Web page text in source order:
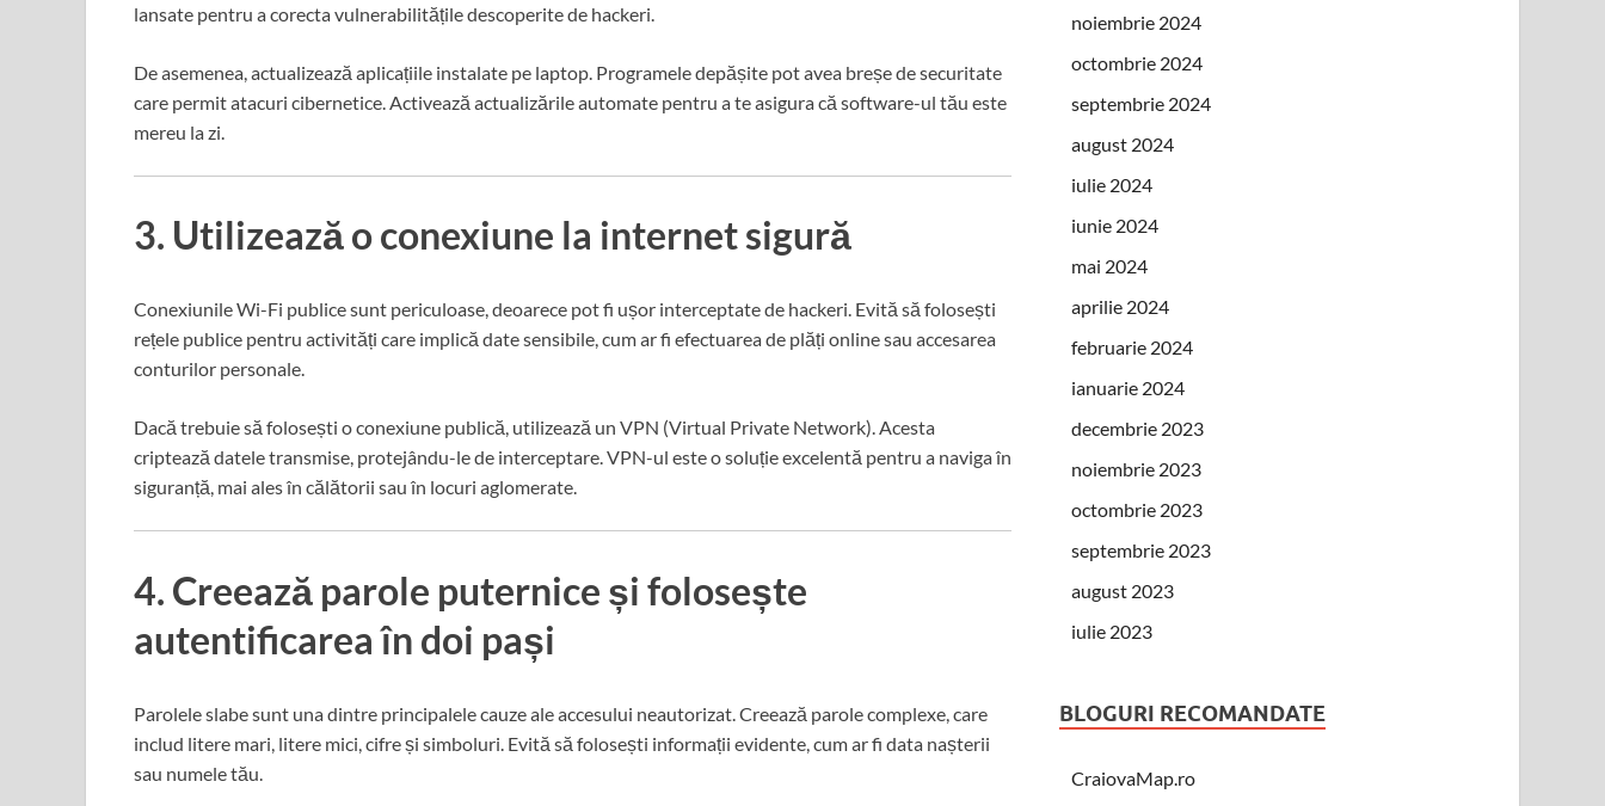
lansate pentru a corecta vulnerabilitățile descoperite de hackeri.
De asemenea, actualizează aplicațiile instalate pe laptop. Programele depășite pot avea breșe de securitate
care permit atacuri cibernetice. Activează actualizările automate pentru a te asigura că software-ul tău este
mereu la zi.
3. Utilizează o conexiune la internet sigură
Conexiunile Wi-Fi publice sunt periculoase, deoarece pot fi ușor interceptate de hackeri. Evită să folosești
rețele publice pentru activități care implică date sensibile, cum ar fi efectuarea de plăți online sau accesarea
conturilor personale.
Dacă trebuie să folosești o conexiune publică, utilizează un VPN (Virtual Private Network). Acesta
criptează datele transmise, protejându-le de interceptare. VPN-ul este o soluție excelentă pentru a naviga în
siguranță, mai ales în călătorii sau în locuri aglomerate.
4. Creează parole puternice și folosește
autentificarea în doi pași
Parolele slabe sunt una dintre principalele cauze ale accesului neautorizat. Creează parole complexe, care
includ litere mari, litere mici, cifre și simboluri. Evită să folosești informații evidente, cum ar fi data nașterii
sau numele tău.
noiembrie 2024
octombrie 2024
septembrie 2024
august 2024
iulie 2024
iunie 2024
mai 2024
aprilie 2024
februarie 2024
ianuarie 2024
decembrie 2023
noiembrie 2023
octombrie 2023
septembrie 2023
august 2023
iulie 2023
BLOGURI RECOMANDATE
CraiovaMap.ro